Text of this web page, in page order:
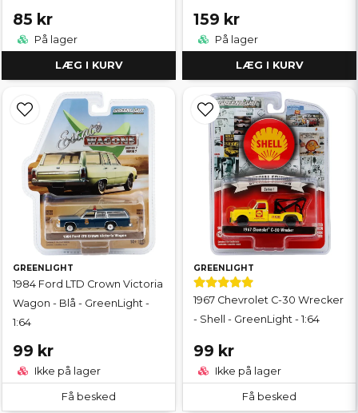
85 kr
På lager
LÆG I KURV
159 kr
På lager
LÆG I KURV
GREENLIGHT
1984 Ford LTD Crown Victoria
Wagon - Blå - GreenLight -
1:64
99 kr
Ikke på lager
Få besked
GREENLIGHT
1967 Chevrolet C-30 Wrecker
- Shell - GreenLight - 1:64
99 kr
Ikke på lager
Få besked